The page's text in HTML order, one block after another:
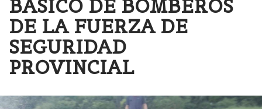
BÁSICO DE BOMBEROS
DE LA FUERZA DE
SEGURIDAD
PROVINCIAL